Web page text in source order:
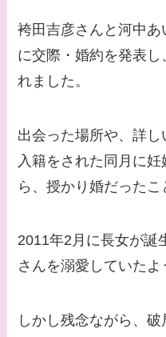
袴田吉彦さんと河中
に交際・婚約を発表
れました。
出会った場所や、詳し
入籍をされた同月に
ら、授かり婚だったこ
2011年2月に長女が誕
さんを溺愛していたよ
しかし残念ながら、